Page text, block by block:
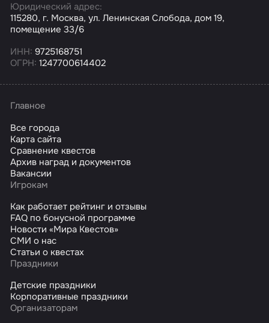
Юридический адрес:
115280, г. Москва, ул. Ленинская Слобода, дом 19,
помещение 33/6
ИНН: 9725168751
ОГРН: 1247700614402
Главное
Все города
Карта сайта
Сравнение квестов
Архив наград и документов
Вакансии
Игрокам
Как работает рейтинг и отзывы
FAQ по бонусной программе
Новости «Мира Квестов»
СМИ о нас
Статьи о квестах
Праздники
Детские праздники
Корпоративные праздники
Организаторам